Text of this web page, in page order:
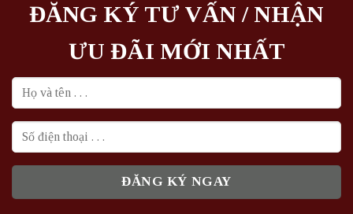
ĐĂNG KÝ TƯ VẤN / NHẬN
ƯU ĐÃI MỚI NHẤT